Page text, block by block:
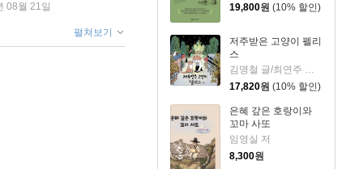
19,800원 (10% 할인)
저주받은 고양이 펠리
스
김명철 글/최연주 그림
17,820원 (10% 할인)
은혜 갚은 호랑이와
꼬마 사또
임영실 저
8,300원
08월 21일
펼쳐보기